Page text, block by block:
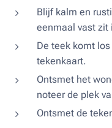
Blijf kalm en
eenmaal vast zit
De teek komt
tekenkaart.
Ontsmet het
noteer de plek
Ontsmet de